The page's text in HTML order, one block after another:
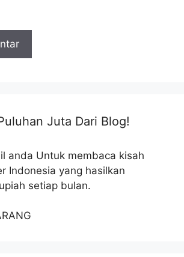
Juta Dari Blog!
anda Untuk membaca kisah
Indonesia yang hasilkan
setiap bulan.